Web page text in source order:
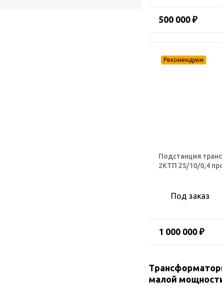
500 000 ₽
Подстанция
2КТП 25/10/0,4
Под заказ
1 000 000 ₽
малой